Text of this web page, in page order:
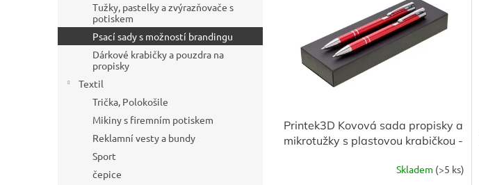
l
Tužky, pastelky a zvýrazňovače s
potiskem
Psací sady s možností brandingu
Dárkové krabičky a pouzdra na
propisky
Textil
Trička, Polokošile
Mikiny s firemním potiskem
Reklamní vesty a bundy
Sport
čepice
Printek3D Kovová sada propisky a
mikrotužky s plastovou krabičkou -
Skladem (>5 ks)